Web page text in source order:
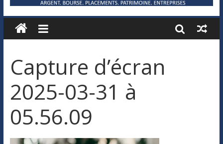
Capture d’écran
2025-03-31 à
05.56.09